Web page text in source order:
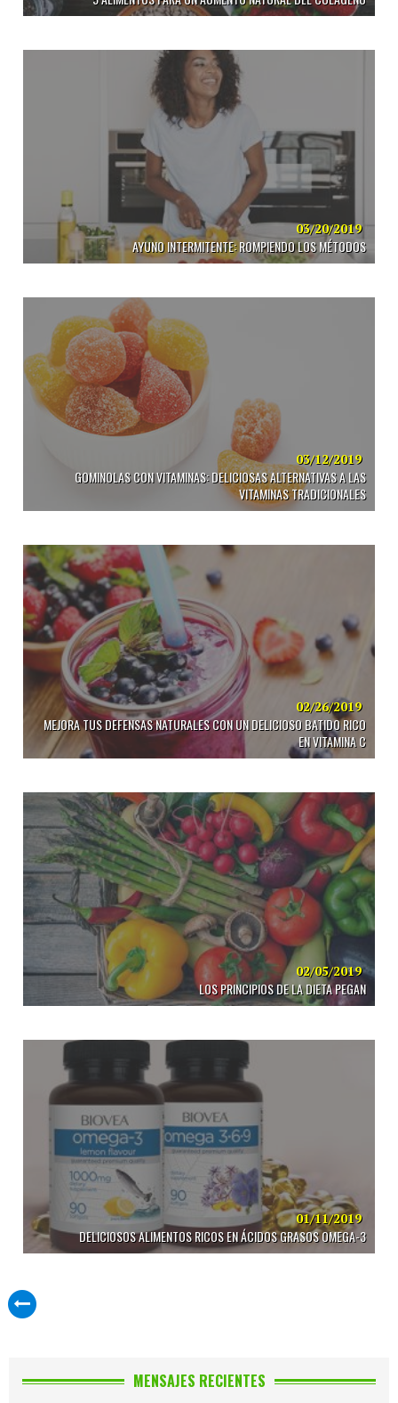
03/20/2019
AYUNO INTERMITENTE: ROMPIENDO LOS MÉTODOS
03/12/2019
GOMINOLAS CON VITAMINAS: DELICIOSAS ALTERNATIVAS A LAS
VITAMINAS TRADICIONALES
02/26/2019
MEJORA TUS DEFENSAS NATURALES CON UN DELICIOSO BATIDO RICO
EN VITAMINA C
02/05/2019
LOS PRINCIPIOS DE LA DIETA PEGAN
01/11/2019
DELICIOSOS ALIMENTOS RICOS EN ÁCIDOS GRASOS OMEGA-3
MENSAJES RECIENTES